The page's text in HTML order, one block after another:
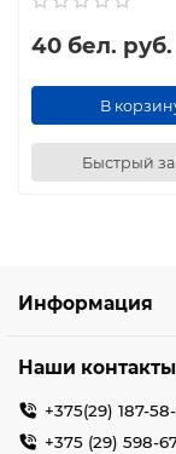
40 бел. руб.
В
Быстрый
Информация
Наши контакты
+375(29) 187-
+375 (29) 598-